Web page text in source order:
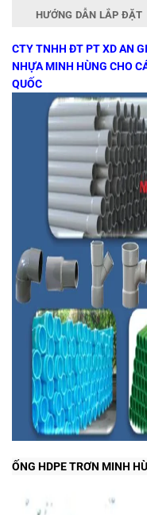
HƯỚNG DẪN LẮP ĐẶT
CTY TNHH ĐT PT XD AN
NHỰA MINH HÙNG CHO
QUỐC
ỐNG HDPE TRƠN MINH